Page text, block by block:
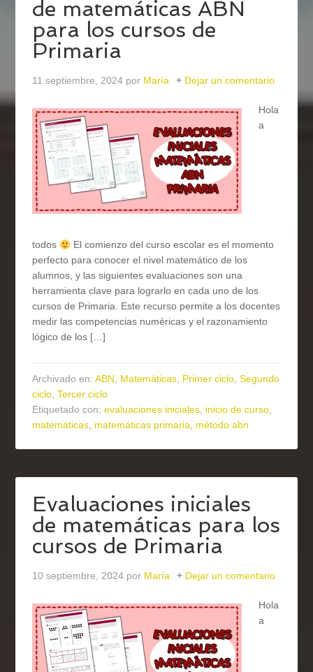
de matemáticas ABN
para los cursos de
Primaria
11 septiembre, 2024 por María Dejar un comentario
Hola
a
todos
El comienzo del curso escolar es el momento
perfecto para conocer el nivel matemático de los
alumnos, y las siguientes evaluaciones son una
herramienta clave para lograrlo en cada uno de los
cursos de Primaria. Este recurso permite a los docentes
medir las competencias numéricas y el razonamiento
lógico de los […]
Archivado en:ABN, Matemáticas, Primer ciclo,Segundo
ciclo,Tercer ciclo
Etiquetado con:evaluaciones iniciales, inicio de curso,
matemáticas, matemáticas primaria, método abn
Evaluaciones iniciales
de matemáticas para los
cursos de Primaria
10 septiembre, 2024 por María Dejar un comentario
Hola
a